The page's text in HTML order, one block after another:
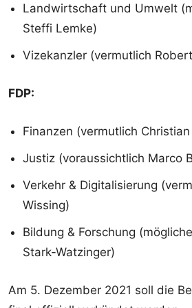
Landwirtschaft und Umwelt
Steffi Lemke)
Vizekanzler (vermutlich
FDP:
Finanzen (vermutlich
Justiz (voraussichtlich Marco
Verkehr & Digitalisierung
Wissing)
Bildung & Forschung
Stark-Watzinger)
Am 5. Dezember 2021 soll die